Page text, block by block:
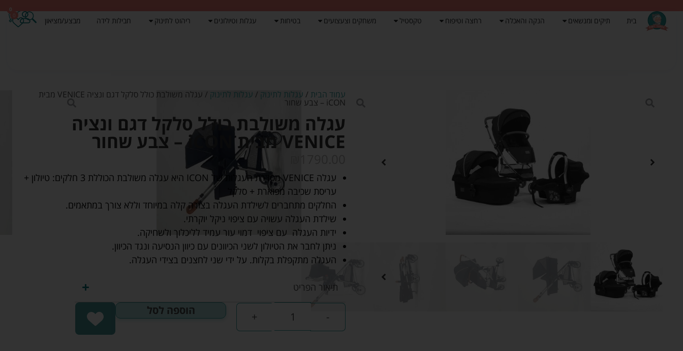
בית תיקים ומנשאים הנקה והאכלה רחצה וטיפוח טקסטיל משחקים וצעצועים בטיחות עגלות וטיולונים ריהוט לתינוק חבילות לידה מבצע/מציאון
0
עמוד הבית / עגלות לתינוק / עגלות לתינוק / עגלה משולבת כולל סלקל דגם ונציה VENICE מבית
iCON – צבע שחור
עגלה משולבת כולל סלקל דגם ונציה
VENICE מבית iCON – צבע שחור
עגלה VENICE מסדרת העגלות של ICON היא עגלה משולבת הכוללת 3 חלקים: טיולון +
עריסת שכיבה מפוארת + סלקל
החלקים מתחברים לשילדת העגלה בצורה קלה במיוחד וללא צורך במתאמים.
שילדת העגלה עשויה עם ציפוי ניקל יוקרתי.
ידיות העגלה עם ציפוי דמוי עור עמיד לליכלוך ולשחיקה.
ניתן לחבר את הטיולון לשני הכיוונים עם כיוון הנסיעה ונגד הכיוון.
העגלה מתקפלת בקלות. על ידי שני לחצנים בצידי העגלה.
תיאור הפריט
-
+ הוספה לסל